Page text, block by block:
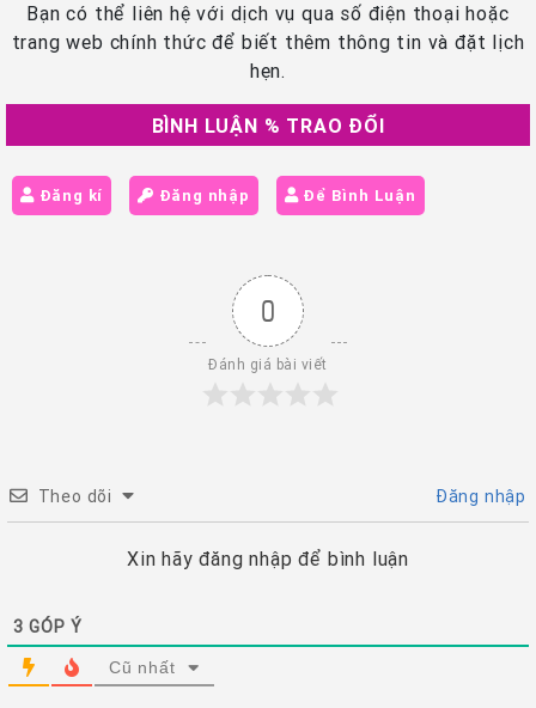
Bạn có thể liên hệ với dịch vụ qua số điện thoại hoặc
trang web chính thức để biết thêm thông tin và đặt lịch
hẹn.
BÌNH LUẬN % TRAO ĐỔI
Đăng kí Đăng nhập Để Bình Luận
0
Đánh giá bài viết
Theo dõi Đăng nhập
Xin hãy đăng nhập để bình luận
3 GÓP Ý
Cũ nhất